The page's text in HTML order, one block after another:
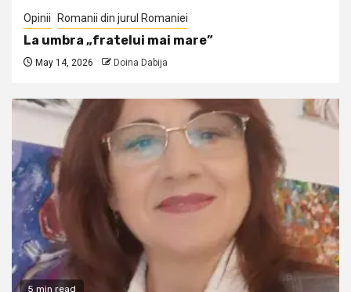
Opinii Romanii din jurul Romaniei
La umbra „fratelui mai mare”
May 14, 2026 Doina Dabija
5 min read